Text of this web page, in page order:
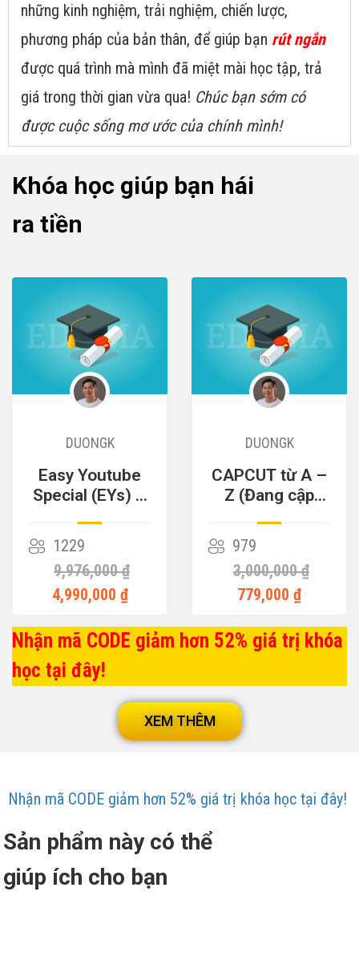
những kinh nghiệm, trải nghiệm, chiến lược,
phương pháp của bản thân, để giúp bạn rút ngắn
được quá trình mà mình đã miệt mài học tập, trả
giá trong thời gian vừa qua! Chúc bạn sớm có
được cuộc sống mơ ước của chính mình!
Khóa học giúp bạn hái
ra tiền
DUONGK
Easy Youtube
Special (EYs) –
Tiền
1229
9,976,000 ₫
4,990,000 ₫
DUONGK
CAPCUT từ A –
Z (Đang cập
979
3,000,000 ₫
779,000 ₫
Nhận mã CODE giảm hơn 52% giá trị khóa
học tại đây!
XEM THÊM
Nhận mã CODE giảm hơn 52% giá trị khóa học tại đây!
Sản phẩm này có thể
giúp ích cho bạn